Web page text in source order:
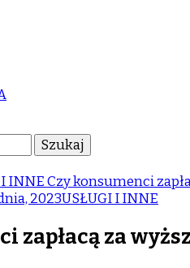
INNECzy konsumenci
2023USŁUGI I INNE
zapłacą za